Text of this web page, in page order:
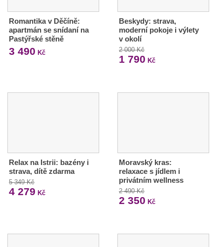
Romantika v Děčíně:
apartmán se snídaní na
Pastýřské stěně
3 490 Kč
Beskydy: strava,
moderní pokoje i výlety
v okolí
2 000 Kč
1 790 Kč
Relax na Istrii: bazény i
strava, dítě zdarma
5 349 Kč
4 279 Kč
Moravský kras:
relaxace s jídlem i
privátním wellness
2 490 Kč
2 350 Kč